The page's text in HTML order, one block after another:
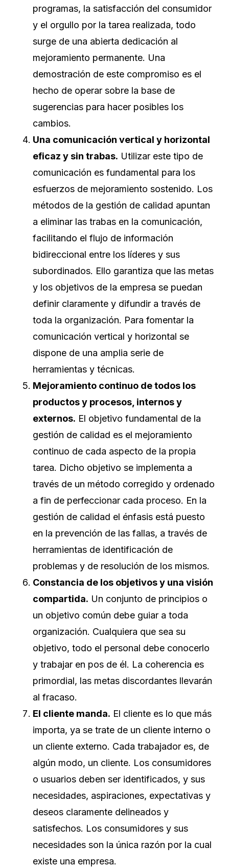
programas, la satisfacción del consumidor
y el orgullo por la tarea realizada, todo
surge de una abierta dedicación al
mejoramiento permanente. Una
demostración de este compromiso es el
hecho de operar sobre la base de
sugerencias para hacer posibles los
cambios.
Una comunicación vertical y horizontal
eficaz y sin trabas. Utilizar este tipo de
comunicación es fundamental para los
esfuerzos de mejoramiento sostenido. Los
métodos de la gestión de calidad apuntan
a eliminar las trabas en la comunicación,
facilitando el flujo de información
bidireccional entre los líderes y sus
subordinados. Ello garantiza que las metas
y los objetivos de la empresa se puedan
definir claramente y difundir a través de
toda la organización. Para fomentar la
comunicación vertical y horizontal se
dispone de una amplia serie de
herramientas y técnicas.
Mejoramiento continuo de todos los
productos y procesos, internos y
externos. El objetivo fundamental de la
gestión de calidad es el mejoramiento
continuo de cada aspecto de la propia
tarea. Dicho objetivo se implementa a
través de un método corregido y ordenado
a fin de perfeccionar cada proceso. En la
gestión de calidad el énfasis está puesto
en la prevención de las fallas, a través de
herramientas de identificación de
problemas y de resolución de los mismos.
Constancia de los objetivos y una visión
compartida. Un conjunto de principios o
un objetivo común debe guiar a toda
organización. Cualquiera que sea su
objetivo, todo el personal debe conocerlo
y trabajar en pos de él. La coherencia es
primordial, las metas discordantes llevarán
al fracaso.
El cliente manda. El cliente es lo que más
importa, ya se trate de un cliente interno o
un cliente externo. Cada trabajador es, de
algún modo, un cliente. Los consumidores
o usuarios deben ser identificados, y sus
necesidades, aspiraciones, expectativas y
deseos claramente delineados y
satisfechos. Los consumidores y sus
necesidades son la única razón por la cual
existe una empresa.